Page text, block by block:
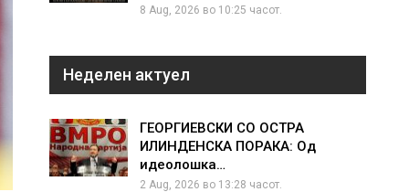
8 Aug, 2026 во 10:25 часот.
Неделен актуел
ГЕОРГИЕВСКИ СО ОСТРА
ИЛИНДЕНСКА ПОРАКА: Од
идеолошка…
2 Aug, 2026 во 13:28 часот.